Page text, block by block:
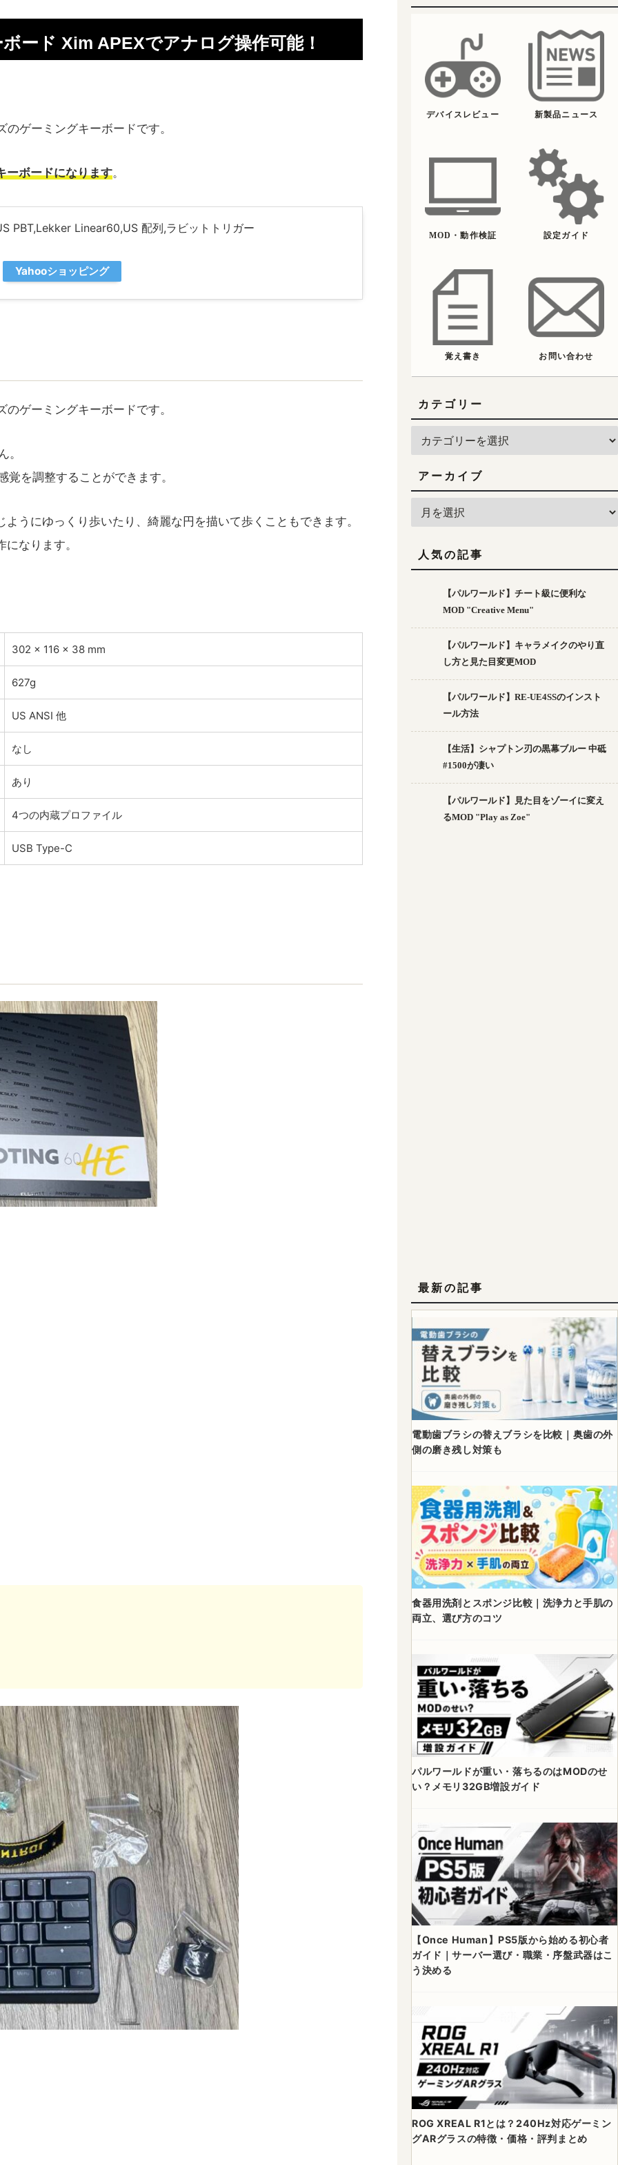
ード Xim APEXでアナログ操作可能！
ゲーミングキーボードです。
ーボードになります。
PBT,Lekker Linear60,US 配列,ラビットトリガー
Yahooショッピング
ゲーミングキーボードです。
。
を調整することができます。
うにゆっくり歩いたり、綺麗な円を描いて歩くこともできます。
なります。
302 x 116 x 38 mm
627g
US ANSI 他
なし
あり
4つの内蔵プロファイル
USB Type-C
デバイスレビュー 新製品ニュース
MOD・動作検証 設定ガイド
覚え書き お問い合わせ
カテゴリー
アーカイブ
人気の記事
【パルワールド】チート級に便利な
MOD "Creative Menu"
【パルワールド】キャラメイクのやり直
し方と見た目変更MOD
【パルワールド】RE-UE4SSのインスト
ール方法
【生活】シャプトン刃の黒幕ブルー 中砥
#1500が凄い
【パルワールド】見た目をゾーイに変え
るMOD "Play as Zoe"
最新の記事
電動歯ブラシの替えブラシを比較｜奥歯の外
側の磨き残し対策も
食器用洗剤とスポンジ比較｜洗浄力と手肌の
両立、選び方のコツ
パルワールドが重い・落ちるのはMODのせ
い？メモリ32GB増設ガイド
【Once Human】PS5版から始める初心者
ガイド｜サーバー選び・職業・序盤武器はこ
う決める
ROG XREAL R1とは？240Hz対応ゲーミン
グARグラスの特徴・価格・評判まとめ